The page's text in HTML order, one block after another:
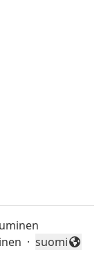
· Vaihda kieli
suomi